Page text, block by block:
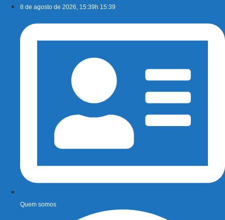
conteúdo
8 de agosto de 2026, 15:39h 15:39
Quem somos